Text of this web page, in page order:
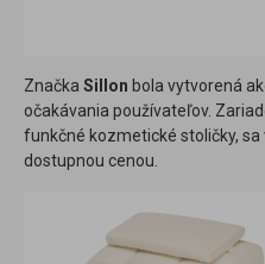
Značka Sillon bola vytvorená
očakávania používateľov.
funkčné kozmetické stoličky,
dostupnou cenou.